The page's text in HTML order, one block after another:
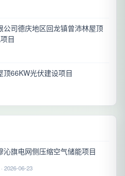
公司德庆地区回龙镇曾沛林屋顶
目
66KW光伏建设项目
旗电网侧压缩空气储能项目
2026-06-23